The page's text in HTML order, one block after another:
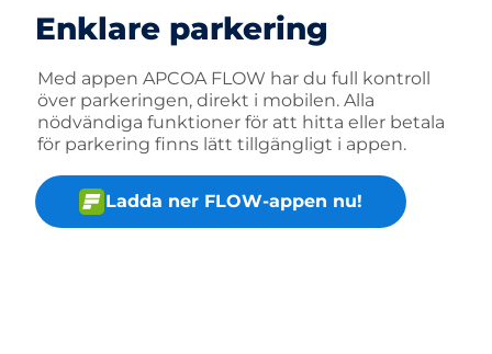
Enklare parkering
Med appen APCOA FLOW har du full kontroll
över parkeringen, direkt i mobilen. Alla
nödvändiga funktioner för att hitta eller betala
för parkering finns lätt tillgängligt i appen.
Ladda ner FLOW-appen nu!